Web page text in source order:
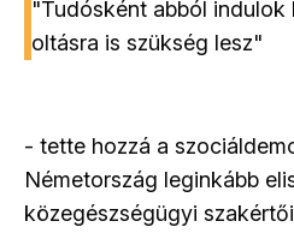
"Tudósként abból
oltásra is szükség lesz"
- tette hozzá a
Németország leginkább
közegészségügyi